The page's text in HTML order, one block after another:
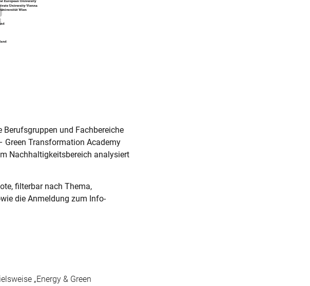
Berufsgruppen und Fachbereiche
Green Transformation Academy
Nachhaltigkeitsbereich analysiert
filterbar nach Thema,
die Anmeldung zum Info-
„Energy & Green